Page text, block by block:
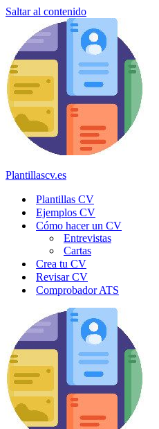
Saltar al contenido
Plantillascv.es
Plantillas CV
Ejemplos CV
Cómo hacer un CV
Entrevistas
Cartas
Crea tu CV
Revisar CV
Comprobador ATS